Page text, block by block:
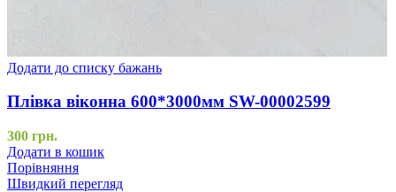
Додати до списку бажань
Плівка віконна 600*3000мм SW-00002599
300 грн.
Додати в кошик
Порівняння
Швидкий перегляд